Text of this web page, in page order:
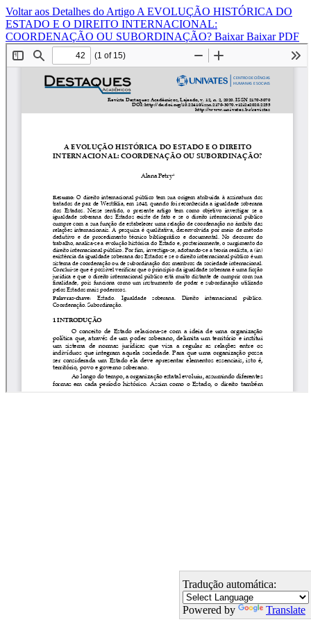
Voltar aos Detalhes do Artigo A EVOLUÇÃO HISTÓRICA DO
ESTADO E O DIREITO INTERNACIONAL:
COORDENAÇÃO OU SUBORDINAÇÃO? BaixarBaixar PDF
Tradução automática:
Powered by Translate